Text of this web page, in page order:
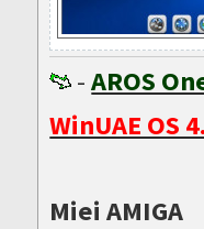
-AROS
WinUAE OS
Miei AMIGA